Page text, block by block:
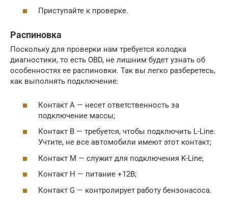
Приступайте к проверке.
Распиновка
Поскольку для проверки нам требуется колодка
диагностики, то есть OBD, не лишним будет узнать об
особенностях ее распиновки. Так вы легко разберетесь,
как выполнять подключение:
Контакт А — несет ответственность за
подключение массы;
Контакт В — требуется, чтобы подключить L-Line.
Учтите, не все автомобили имеют этот контакт;
Контакт М — служит для подключения K-Line;
Контакт Н — питание +12В;
Контакт G — контролирует работу бензонасоса.